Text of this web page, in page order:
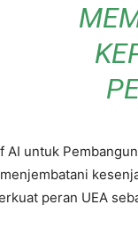
AI untuk
peran UEA